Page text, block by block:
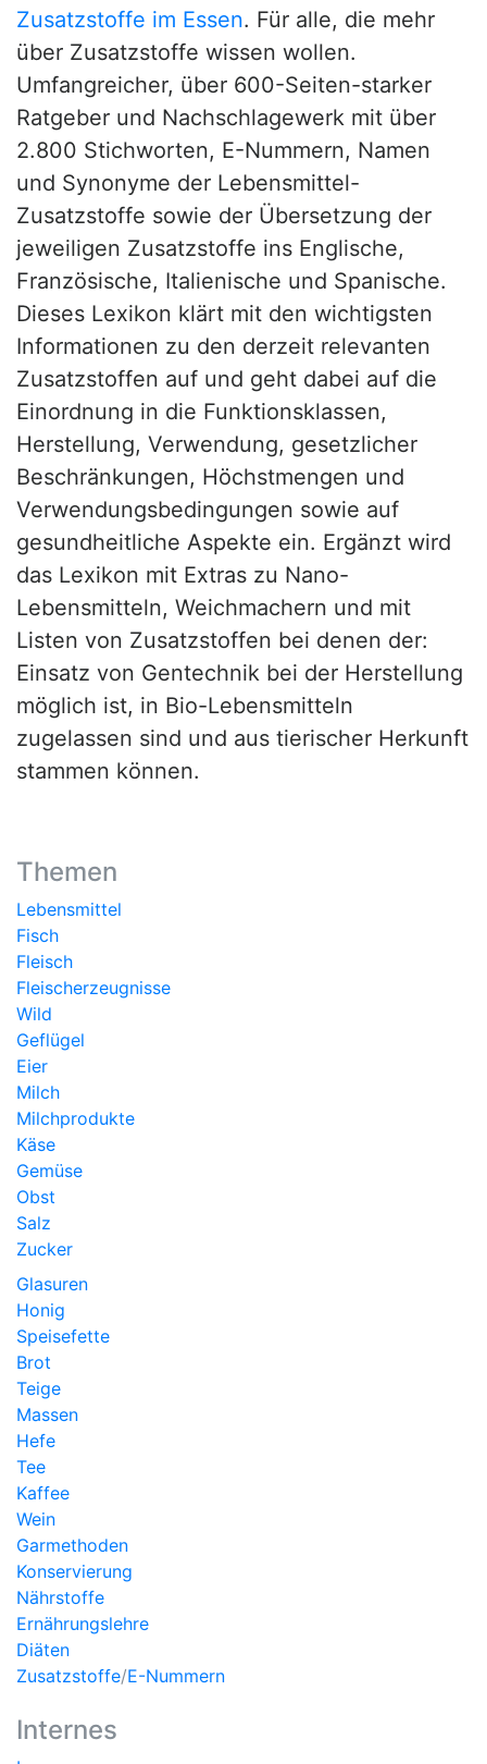
Zusatzstoffe im Essen. Für alle, die mehr
über Zusatzstoffe wissen wollen.
Umfangreicher, über 600-Seiten-starker
Ratgeber und Nachschlagewerk mit über
2.800 Stichworten, E-Nummern, Namen
und Synonyme der Lebensmittel-
Zusatzstoffe sowie der Übersetzung der
jeweiligen Zusatzstoffe ins Englische,
Französische, Italienische und Spanische.
Dieses Lexikon klärt mit den wichtigsten
Informationen zu den derzeit relevanten
Zusatzstoffen auf und geht dabei auf die
Einordnung in die Funktionsklassen,
Herstellung, Verwendung, gesetzlicher
Beschränkungen, Höchstmengen und
Verwendungsbedingungen sowie auf
gesundheitliche Aspekte ein. Ergänzt wird
das Lexikon mit Extras zu Nano-
Lebensmitteln, Weichmachern und mit
Listen von Zusatzstoffen bei denen der:
Einsatz von Gentechnik bei der Herstellung
möglich ist, in Bio-Lebensmitteln
zugelassen sind und aus tierischer Herkunft
stammen können.
Themen
Lebensmittel
Fisch
Fleisch
Fleischerzeugnisse
Wild
Geflügel
Eier
Milch
Milchprodukte
Käse
Gemüse
Obst
Salz
Zucker
Glasuren
Honig
Speisefette
Brot
Teige
Massen
Hefe
Tee
Kaffee
Wein
Garmethoden
Konservierung
Nährstoffe
Ernährungslehre
Diäten
Zusatzstoffe/E-Nummern
Internes